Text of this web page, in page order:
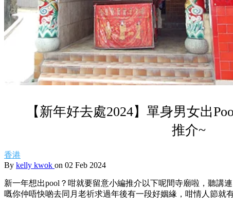
【新年好去處2024】單身男女出
推介~
香港
By kelly kwok on 02 Feb 2024
新一年想出pool？咁就要留意小編推介以下呢間寺廟啦，聽講
嘅你仲唔快啲去同月老祈求過年後有一段好姻緣，咁情人節就